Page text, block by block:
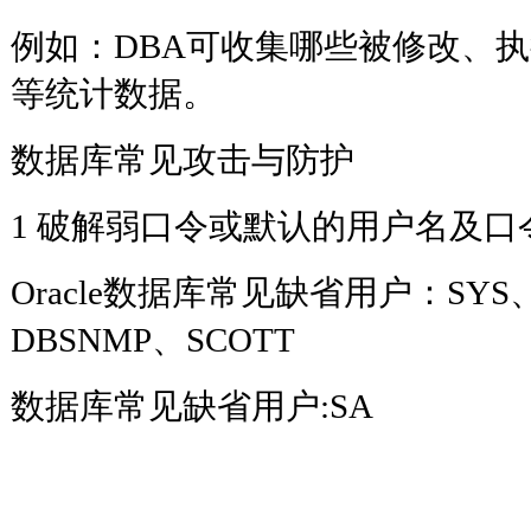
例如：DBA可收集哪些被修改、
等统计数据。
数据库常见攻击与防护
1 破解弱口令或默认的用户名
Oracle数据库常见缺省用户：SYS
DBSNMP、SCOTT
数据库常见缺省用户:SA